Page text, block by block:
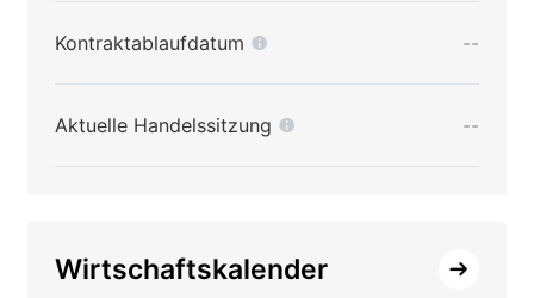
Kontraktablaufdatum --
Aktuelle Handelssitzung --
Wirtschaftskalender